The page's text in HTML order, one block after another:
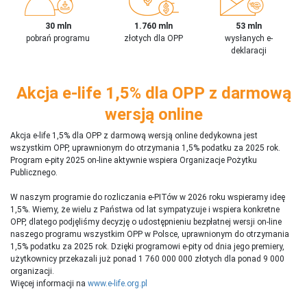
30 mln
pobrań programu
1.760 mln
złotych dla OPP
53 mln
wysłanych e-
deklaracji
Akcja e-life 1,5% dla OPP z darmową
wersją online
Akcja e-life 1,5% dla OPP z darmową wersją online dedykowna jest
wszystkim OPP, uprawnionym do otrzymania 1,5% podatku za 2025 rok.
Program e-pity 2025 on-line aktywnie wspiera Organizacje Pożytku
Publicznego.
W naszym programie do rozliczania e-PITów w 2026 roku wspieramy ideę
1,5%. Wiemy, że wielu z Państwa od lat sympatyzuje i wspiera konkretne
OPP, dlatego podjęliśmy decyzję o udostępnieniu bezpłatnej wersji on-line
naszego programu wszystkim OPP w Polsce, uprawnionym do otrzymania
1,5% podatku za 2025 rok. Dzięki programowi e-pity od dnia jego premiery,
użytkownicy przekazali już ponad 1 760 000 000 złotych dla ponad 9 000
organizacji.
Więcej informacji na www.e-life.org.pl